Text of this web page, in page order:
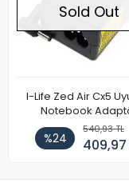
Sold Out
I-Life Zed Air Cx5
Notebook
%24
540,93 TL
409,97